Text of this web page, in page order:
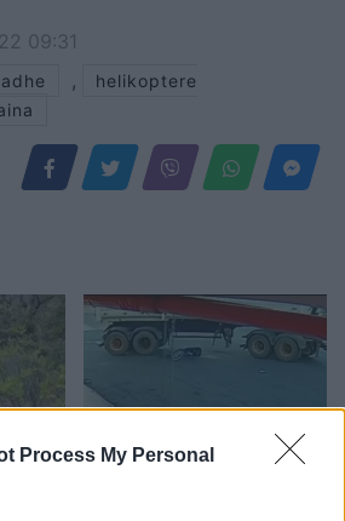
Process My Personal
09:31
,
helikoptere
në
Video/ Kamioni e përplas